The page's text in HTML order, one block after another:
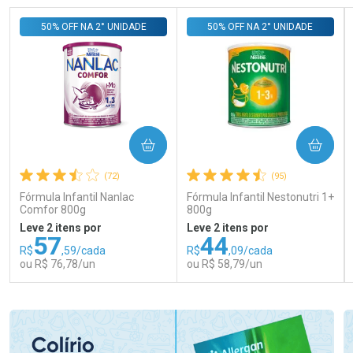
(72)
Fórmula Infantil Nanlac
Comfor 800g
50% OFF NA 2° UNIDADE
Leve 2 itens por
R$57,59/cada
ou R$ 76,78/un
COMPRAR
(95)
Fórmula Infantil Nestonutri 1+
800g
50% OFF NA 2° UNIDADE
Leve 2 itens por
R$44,09/cada
ou R$ 58,79/un
COMPRAR
Laboratório
Por Menos